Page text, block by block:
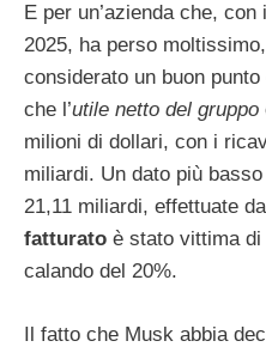
E per un’azienda che,
2025, ha perso
considerato un buon
che l’utile netto del gruppo
milioni di dollari, con i
miliardi. Un dato più
21,11 miliardi, effettuate
fatturato è stato vittima
calando del 20%.
Il fatto che Musk abbia